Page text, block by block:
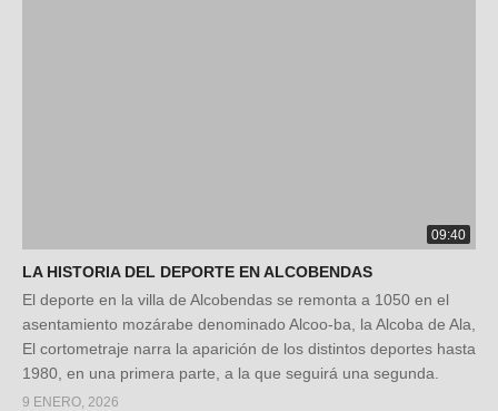
09:40
LA HISTORIA DEL DEPORTE EN ALCOBENDAS
El deporte en la villa de Alcobendas se remonta a 1050 en el
asentamiento mozárabe denominado Alcoo-ba, la Alcoba de Ala,
El cortometraje narra la aparición de los distintos deportes hasta
1980, en una primera parte, a la que seguirá una segunda.
9 ENERO, 2026